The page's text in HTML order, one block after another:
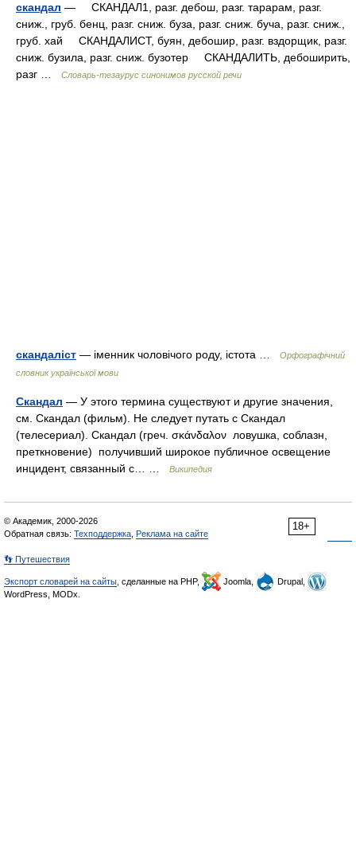
скандал — СКАНДАЛ1, разг. дебош, разг. тарарам, разг.
сниж., груб. бенц, разг. сниж. буза, разг. сниж. буча, разг. сниж.,
груб. хай СКАНДАЛИСТ, буян, дебошир, разг. вздорщик, разг.
сниж. бузила, разг. сниж. бузотер СКАНДАЛИТЬ, дебоширить,
разг …
Словарь-тезаурус синонимов русской речи
скандаліст — іменник чоловічого роду, істота …
Орфографічний
словник української мови
Скандал — У этого термина существуют и другие значения,
см. Скандал (фильм). Не следует путать с Скандал
(телесериал). Скандал (греч. σκάνδαλον ловушка, соблазн,
преткновение) получивший широкое публичное освещение
инцидент, связанный с… …
Википедия
18+
© Академик, 2000-2026
Обратная связь: Техподдержка Реклама на сайте
👣 Путешествия
Экспорт словарей на сайты , сделанные на PHP, Joomla,
Drupal,
WordPress, MODx.